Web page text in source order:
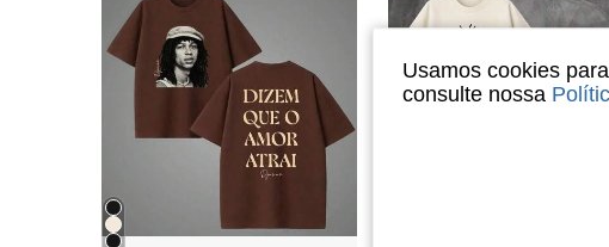
Usamos cookies
consulte nossa